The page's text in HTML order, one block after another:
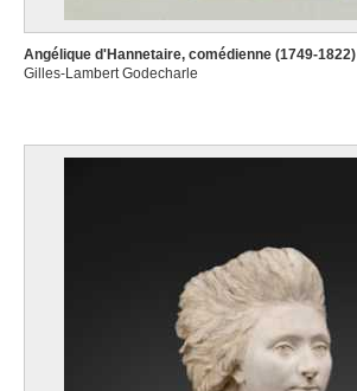
Angélique d'Hannetaire, comédienne (1749-1822)
Gilles-Lambert Godecharle